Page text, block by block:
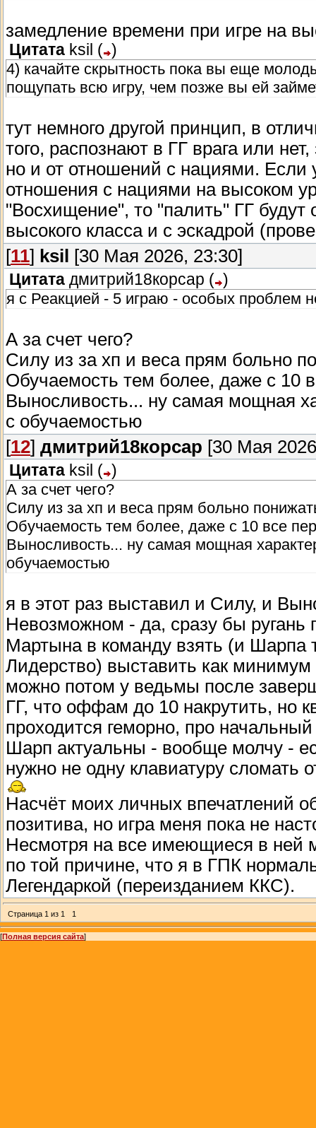
замедление времени при игре на
Цитата ksil ( )
4) качайте скрытность пока вы еще
пощупать всю игру, чем позже вы ей
тут немного другой принцип, в
того, распознают в ГГ врага или
но и от отношений с нациями. Если
отношения с нациями на высоком
"Восхищение", то "палить" ГГ будут
высокого класса и с эскадрой
[11] ksil [30 Мая 2026, 23:30]
Цитата дмитрий18корсар ( )
я с Реакцией - 5 играю - особых проблем
А за счет чего?
Силу из за хп и веса прям больно
Обучаемость тем более, даже с 10
Выносливость... ну самая мощная
с обучаемостью
[12] дмитрий18корсар [30 Мая
Цитата ksil ( )
А за счет чего?
Силу из за хп и веса прям больно
Обучаемость тем более, даже с 10 все
Выносливость... ну самая мощная
обучаемостью
я в этот раз выставил и Силу, и
Невозможном - да, сразу бы
Мартына в команду взять (и Шарпа
Лидерство) выставить как минимум
можно потом у ведьмы после
ГГ, что оффам до 10 накрутить, но
проходится геморно, про
Шарп актуальны - вообще молчу -
нужно не одну клавиатуру сломать
Насчёт моих личных впечатлений
позитива, но игра меня пока не
Несмотря на все имеющиеся в ней
по той причине, что я в ГПК
Легендаркой (переизданием ККС).
Страница 1 из 1 1
[Полная версия сайта]